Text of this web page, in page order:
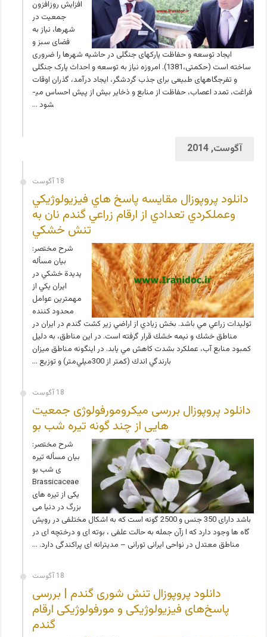
افزایش روز­افزون
جمعیت در
شهرها، نیاز به
فضای سبز و
ایجاد توسعه و حفاظت پارک­های جنگلی در حاشیه شهرها را ضروری
ساخته است (حکمتی،1381). امروزه نیاز به توسعه و احداث پارک­ جنگلی
و تفرجگاه­های طبیعی برای جذب گردشگر، ایجاد در­آمد، گذران اوقات
فراغت، تمدد اعصاب، حفاظت از منابع و ذخایر بیش از پیش احساس می­
شود …
آگوست, 2014
18 آگوست
دانلود پروپوزال مقايسه پاسخ هاي فيزيولوژيکي
وعملکردي تعدادي از ارقام زراعي گندم نان به
تنش خشکي
شرح مختصر:
بیان مسأله
پديدة خشكي در
ايران يكي از
مهمترين عوامل
محدود كننده
توليدات زراعي مي باشد. بخش زيادي از اراضي زير كشت گندم در ايران در
مناطق خشك و نيمه خشك قرار گرفته است. در اين مناطق، به دليل
كمبود منابع آب، عملكرد بشدت كاهش مي يابد. در اينگونه مناطق ميزان
بارندگي اندك (كمتر از 300ميلي‌متر) و توزيع …
18 آگوست
دانلود پروپوزال بررسی میکرومورفولوژی جمعیت
هایی از چند گونه تیره شب بو
شرح مختصر:
بیان مسأله تیره
ی شب بو
Brassicaceae
یکی از تیره های
بزرگ در دنیا می
باشد دارای 350 جنس و 2500 گونه است که به اشکال مختلفی در رویش
گاه ها وجود دارد که ا زآن جمله به حالت علفی ، بوته ای و درختچه ای در
مناطق معتدل در نواحی ایرانی تورانی – مدیترانه ای پراکندگی دارد. …
18 آگوست
دانلود پروپوزال تنش شوری گندم | بررسی
پاسخ‌های فیزیولوژیکی و مورفولوژیکی ارقام
گندم